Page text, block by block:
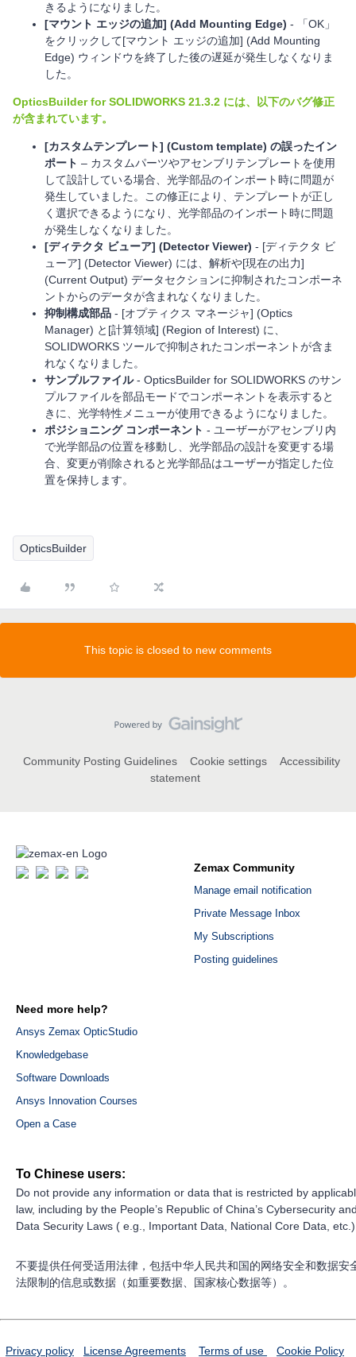
きるようになりました。
[マウント エッジの追加] (Add Mounting Edge) - 「OK」
をクリックして[マウント エッジの追加] (Add Mounting
Edge) ウィンドウを終了した後の遅延が発生しなくなりま
した。
OpticsBuilder for SOLIDWORKS 21.3.2 には、以下のバグ修正
が含まれています。
[カスタムテンプレート] (Custom template) の誤ったイン
ポート – カスタムパーツやアセンブリテンプレートを使用
して設計している場合、光学部品のインポート時に問題が
発生していました。この修正により、テンプレートが正し
く選択できるようになり、光学部品のインポート時に問題
が発生しなくなりました。
[ディテクタ ビューア] (Detector Viewer) - [ディテクタ ビ
ューア] (Detector Viewer) には、解析や[現在の出力]
(Current Output) データセクションに抑制されたコンポーネ
ントからのデータが含まれなくなりました。
抑制構成部品 - [オプティクス マネージャ] (Optics
Manager) と[計算領域] (Region of Interest) に、
SOLIDWORKS ツールで抑制されたコンポーネントが含ま
れなくなりました。
サンプルファイル- OpticsBuilder for SOLIDWORKS のサン
プルファイルを部品モードでコンポーネントを表示すると
きに、光学特性メニューが使用できるようになりました。
ポジショニング コンポーネント - ユーザーがアセンブリ内
で光学部品の位置を移動し、光学部品の設計を変更する場
合、変更が削除されると光学部品はユーザーが指定した位
置を保持します。
OpticsBuilder
This topic is closed to new comments
Community Posting Guidelines Cookie settings
Accessibility
statement
Zemax Community
Manage email notification
Private Message Inbox
My Subscriptions
Posting guidelines
Need more help?
Ansys Zemax OpticStudio
Knowledgebase
Software Downloads
Ansys Innovation Courses
Open a Case
To Chinese users:
Do not provide any information or data that is restricted by
law, including by the People’s Republic of China’s Cybersecurity
Data Security Laws ( e.g., Important Data, National Core Data,
不要提供任何受适用法律，包括中华人民共和国的网络安全和数据安
法限制的信息或数据（如重要数据、国家核心数据等）。
Privacy policy License Agreements Terms of use Cookie Policy